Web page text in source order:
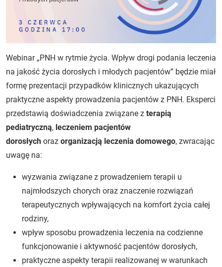
Webinar „PNH w rytmie życia. Wpływ drogi podania leczenia
na jakość życia dorosłych i młodych pacjentów” będzie miał
formę prezentacji przypadków klinicznych ukazujących
praktyczne aspekty prowadzenia pacjentów z PNH. Eksperci
przedstawią doświadczenia związane z terapią
pediatryczną, leczeniem pacjentów
dorosłych oraz organizacją leczenia domowego, zwracając
uwagę na:
wyzwania związane z prowadzeniem terapii u
najmłodszych chorych oraz znaczenie rozwiązań
terapeutycznych wpływających na komfort życia całej
rodziny,
wpływ sposobu prowadzenia leczenia na codzienne
funkcjonowanie i aktywność pacjentów dorosłych,
praktyczne aspekty terapii realizowanej w warunkach